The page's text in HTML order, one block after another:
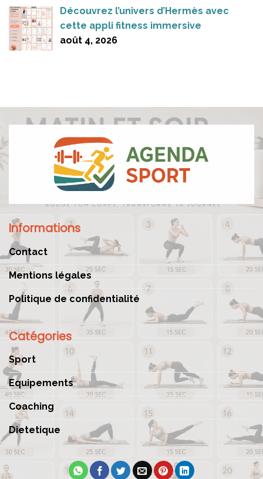
Découvrez l’univers d’Hermès avec
cette appli fitness immersive
août 4, 2026
Informations
Contact
Mentions légales
Politique de confidentialité
Catégories
Sport
Equipements
Coaching
Dietetique